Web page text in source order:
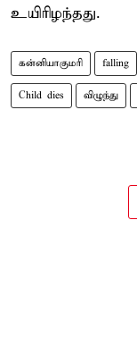
உயிரிழந்தது.
கன்னியாகுமரி falling
Child dies விழுந்து